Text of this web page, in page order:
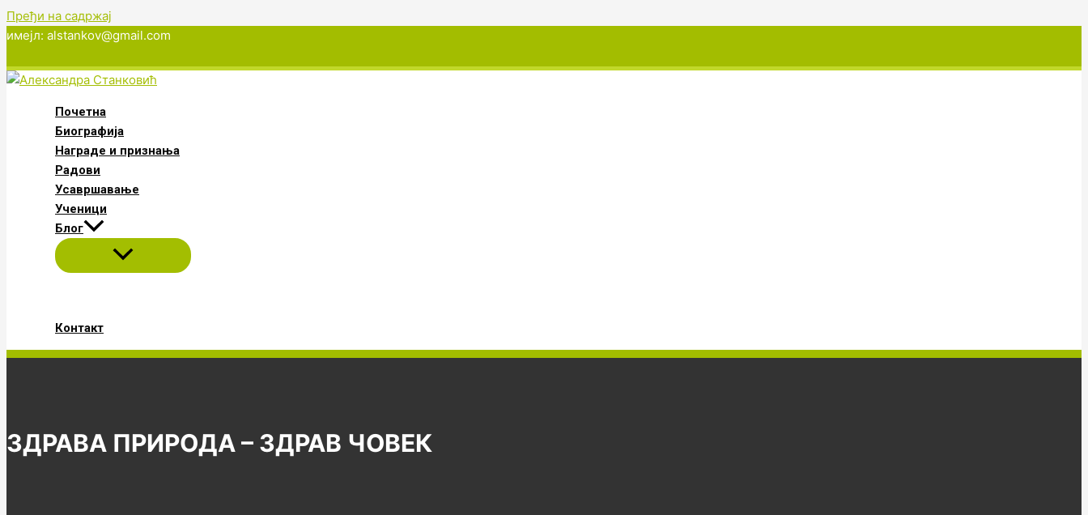
Пређи на садржај
имејл: alstankov@gmail.com
Почетна
Биографија
Награде и признања
Радови
Усавршавање
Ученици
Блог
Контакт
ЗДРАВА ПРИРОДА – ЗДРАВ ЧОВЕК